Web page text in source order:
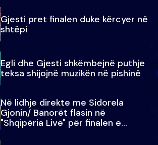
Gjesti pret finalen duke kërcyer në
shtëpi
Egli dhe Gjesti shkëmbejnë puthje
teksa shijojnë muzikën në pishinë
Në lidhje direkte me Sidorela
Gjonin/ Banorët flasin në
"Shqipëria Live" për finalen e